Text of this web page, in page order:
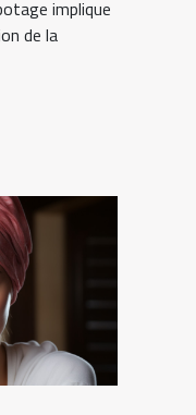
implique
de la